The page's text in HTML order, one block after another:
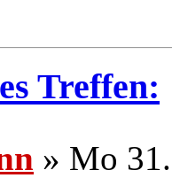
Treffen:
» Mo